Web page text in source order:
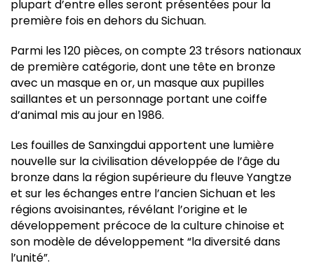
plupart d’entre elles seront présentées pour la
première fois en dehors du Sichuan.
Parmi les 120 pièces, on compte 23 trésors nationaux
de première catégorie, dont une tête en bronze
avec un masque en or, un masque aux pupilles
saillantes et un personnage portant une coiffe
d’animal mis au jour en 1986.
Les fouilles de Sanxingdui apportent une lumière
nouvelle sur la civilisation développée de l’âge du
bronze dans la région supérieure du fleuve Yangtze
et sur les échanges entre l’ancien Sichuan et les
régions avoisinantes, révélant l’origine et le
développement précoce de la culture chinoise et
son modèle de développement “la diversité dans
l’unité”.